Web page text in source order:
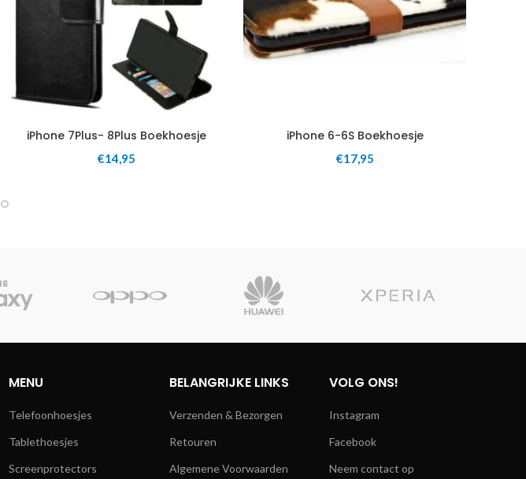
iPhone 7Plus- 8Plus Boekhoesje
€14,95
iPhone 6-6S Boekhoesje
€17,95
MENU
Telefoonhoesjes
Tablethoesjes
Screenprotectors
BELANGRIJKE LINKS
Verzenden & Bezorgen
Retouren
Algemene Voorwaarden
VOLG ONS!
Instagram
Facebook
Neem contact op